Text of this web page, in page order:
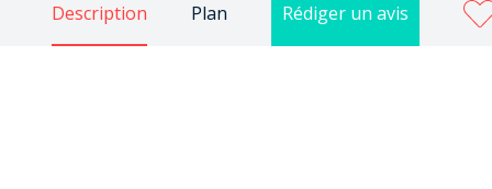
Description Plan Rédiger un avis